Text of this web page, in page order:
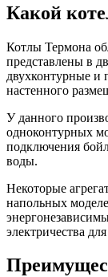
Какой
Котлы Термона
представлены в
двухконтурные и
настенного
У данного
одноконтурных
подключения
воды.
Некоторые
напольных
электричества